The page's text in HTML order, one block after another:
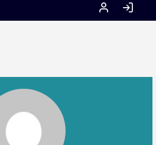
MEIN
ACCOUNT
IN